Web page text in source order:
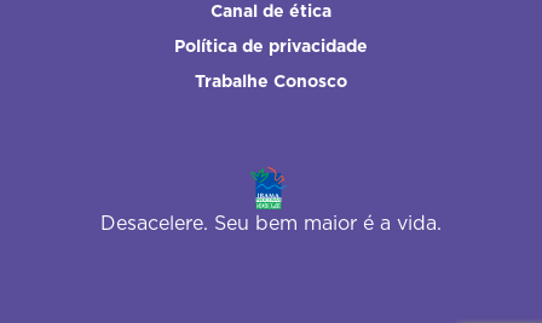
Canal de ética
Política de privacidade
Trabalhe Conosco
Desacelere. Seu bem maior é a vida.